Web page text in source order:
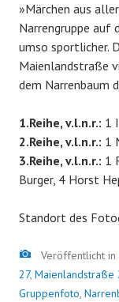
»Märchen aus
Narrengruppe auf
umso sportlicher.
Maienlandstraße
dem Narrenbaum
1.Reihe, v.l.n.r.: 1
2.Reihe, v.l.n.r.: 1
3.Reihe, v.l.n.r.: 1
Burger, 4 Horst
Standort des
Bild
Veröffentlicht in
27, Maienlandstraße
Gruppenfoto,